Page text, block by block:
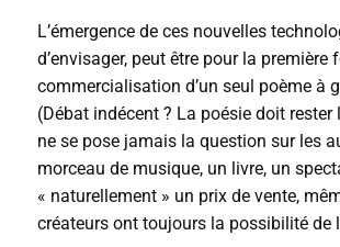
L’émergence de ces nouvelles
d’envisager, peut être pour la première
commercialisation d’un seul poème à
(Débat indécent ? La poésie doit rester
ne se pose jamais la question sur les
morceau de musique, un livre, un
« naturellement » un prix de vente,
créateurs ont toujours la possibilité de